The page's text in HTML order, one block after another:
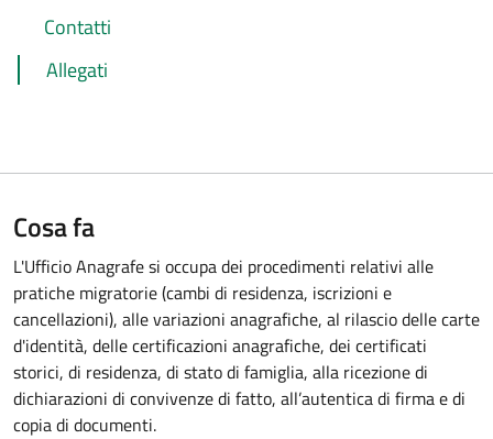
Contatti
Allegati
Cosa fa
L'Ufficio Anagrafe si occupa dei procedimenti relativi alle
pratiche migratorie (cambi di residenza, iscrizioni e
cancellazioni), alle variazioni anagrafiche, al rilascio delle carte
d'identità, delle certificazioni anagrafiche, dei certificati
storici, di residenza, di stato di famiglia, alla ricezione di
dichiarazioni di convivenze di fatto, all’autentica di firma e di
copia di documenti.